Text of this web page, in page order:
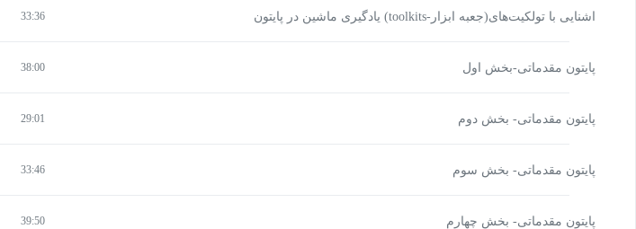
اشنایی با تولکیت‌های(جعبه ابزار-toolkits) یادگیری ماشین در پایتون 33:36
پایتون مقدماتی-بخش اول 38:00
پایتون مقدماتی- بخش دوم 29:01
پایتون مقدماتی- بخش سوم 33:46
پایتون مقدماتی- بخش چهارم 39:50